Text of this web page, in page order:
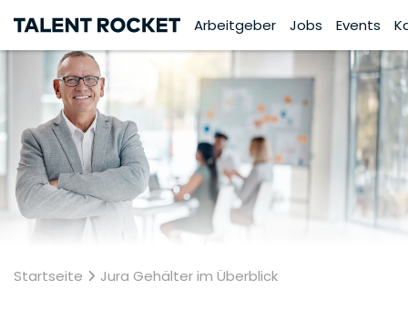
Arbeitgeber Jobs Events
Startseite Jura Gehälter im Überblick